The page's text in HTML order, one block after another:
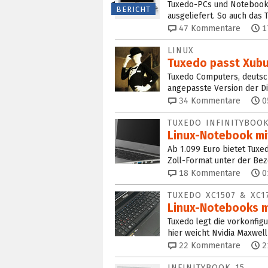
BERICHT
Tuxedo-PCs und
ausgeliefert. So auch das
47 Kommentare
LINUX
Tuxedo passt
Tuxedo Computers,
angepasste Version der
34 Kommentare
TUXEDO
Linux-Notebook
Ab 1.099 Euro bietet
Zoll-Format unter der
18 Kommentare
TUXEDO XC1507 &
Linux-Notebooks
Tuxedo legt die
hier weicht Nvidia
22 Kommentare